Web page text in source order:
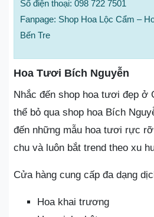
Số điện thoại: 098 722 7501
Fanpage: Shop Hoa Lộc Cẩm –
Bến Tre
Hoa Tươi Bích Nguyễn
Nhắc đến shop hoa tươi đẹp ở
thể bỏ qua shop hoa Bích
đến những mẫu hoa tươi rực
chu và luôn bắt trend theo xu
Cửa hàng cung cấp đa dạng
Hoa khai trương